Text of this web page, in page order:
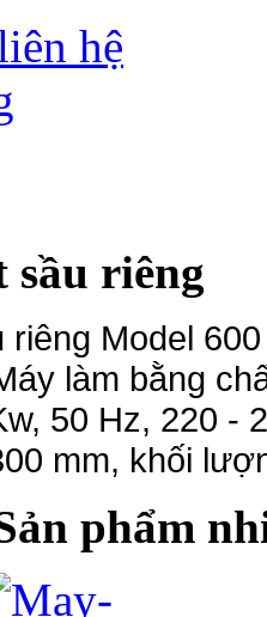
hệ
sầu riêng
riêng Model
làm bằng
50 Hz, 220 -
mm, khối
phẩm